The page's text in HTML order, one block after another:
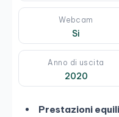
Webcam
Si
Anno di uscita
2020
Prestazioni